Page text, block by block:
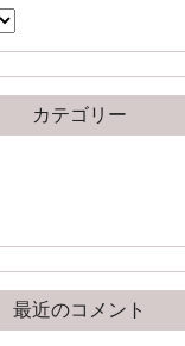
カテゴリー
最近のコメント